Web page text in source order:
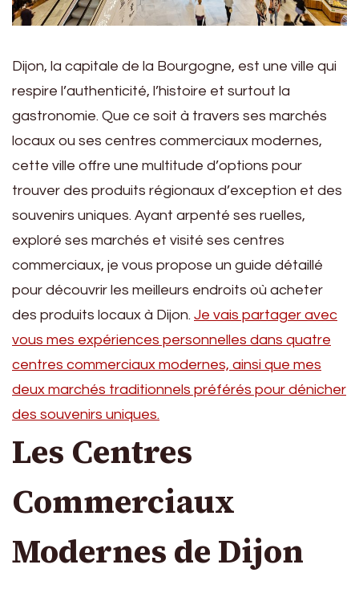
Dijon, la capitale de la Bourgogne, est une ville qui
respire l’authenticité, l’histoire et surtout la
gastronomie. Que ce soit à travers ses marchés
locaux ou ses centres commerciaux modernes,
cette ville offre une multitude d’options pour
trouver des produits régionaux d’exception et des
souvenirs uniques. Ayant arpenté ses ruelles,
exploré ses marchés et visité ses centres
commerciaux, je vous propose un guide détaillé
pour découvrir les meilleurs endroits où acheter
des produits locaux à Dijon. Je vais partager avec
vous mes expériences personnelles dans quatre
centres commerciaux modernes, ainsi que mes
deux marchés traditionnels préférés pour dénicher
des souvenirs uniques.
Les Centres
Commerciaux
Modernes de Dijon